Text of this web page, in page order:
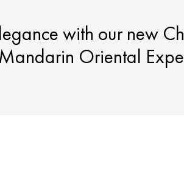
with our new
Oriental